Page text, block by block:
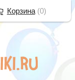
Корзина(0)